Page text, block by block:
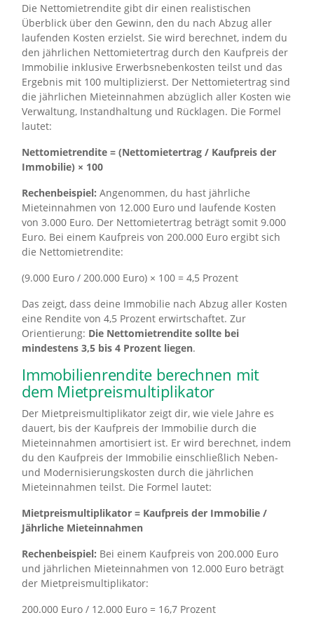
Die Nettomietrendite gibt dir einen realistischen
Überblick über den Gewinn, den du nach Abzug aller
laufenden Kosten erzielst. Sie wird berechnet, indem du
den jährlichen Nettomietertrag durch den Kaufpreis der
Immobilie inklusive Erwerbsnebenkosten teilst und das
Ergebnis mit 100 multiplizierst. Der Nettomietertrag sind
die jährlichen Mieteinnahmen abzüglich aller Kosten wie
Verwaltung, Instandhaltung und Rücklagen. Die Formel
lautet:
Nettomietrendite = (Nettomietertrag / Kaufpreis der
Immobilie) × 100
Rechenbeispiel: Angenommen, du hast jährliche
Mieteinnahmen von 12.000 Euro und laufende Kosten
von 3.000 Euro. Der Nettomietertrag beträgt somit 9.000
Euro. Bei einem Kaufpreis von 200.000 Euro ergibt sich
die Nettomietrendite:
(9.000 Euro / 200.000 Euro) × 100 = 4,5 Prozent
Das zeigt, dass deine Immobilie nach Abzug aller Kosten
eine Rendite von 4,5 Prozent erwirtschaftet. Zur
Orientierung: Die Nettomietrendite sollte bei
mindestens 3,5 bis 4 Prozent liegen.
Immobilienrendite berechnen mit
dem Mietpreismultiplikator
Der Mietpreismultiplikator zeigt dir, wie viele Jahre es
dauert, bis der Kaufpreis der Immobilie durch die
Mieteinnahmen amortisiert ist. Er wird berechnet, indem
du den Kaufpreis der Immobilie einschließlich Neben-
und Modernisierungskosten durch die jährlichen
Mieteinnahmen teilst. Die Formel lautet:
Mietpreismultiplikator = Kaufpreis der Immobilie /
Jährliche Mieteinnahmen
Rechenbeispiel: Bei einem Kaufpreis von 200.000 Euro
und jährlichen Mieteinnahmen von 12.000 Euro beträgt
der Mietpreismultiplikator:
200.000 Euro / 12.000 Euro = 16,7 Prozent